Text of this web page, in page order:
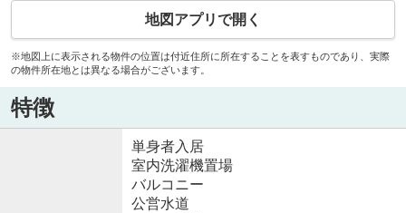
地図アプリで開く
※地図上に表示される物件の位置は付近住所に所在することを表すものであり、実際
の物件所在地とは異なる場合がございます。
特徴
単身者入居
室内洗濯機置場
バルコニー
公営水道